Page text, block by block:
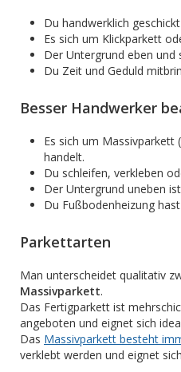
Du handwerklich
Es sich um Klickparkett
Der Untergrund eben und
Du Zeit und Geduld
Besser Handwerker
Es sich um Massivparkett
handelt.
Du schleifen, verkleben
Der Untergrund uneben
Du Fußbodenheizung
Parkettarten
Man unterscheidet qualitativ
Massivparkett.
Das Fertigparkett ist
angeboten und eignet sich
Das Massivparkett besteht
verklebt werden und eignet